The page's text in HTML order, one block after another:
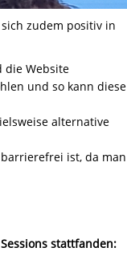
zudem positiv in
die Website
und so kann diese
alternative
ist, da man
stattfanden: